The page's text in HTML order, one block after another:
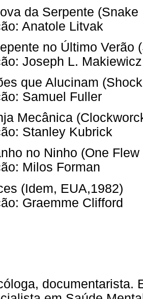
da Serpente
Anatole Litvak
no Último Verão
Joseph L. Makiewicz
que Alucinam
Samuel Fuller
Mecânica
Stanley Kubrick
no Ninho (One
Milos Forman
(Idem, EUA,1982)
Graemme Clifford
documentarista.